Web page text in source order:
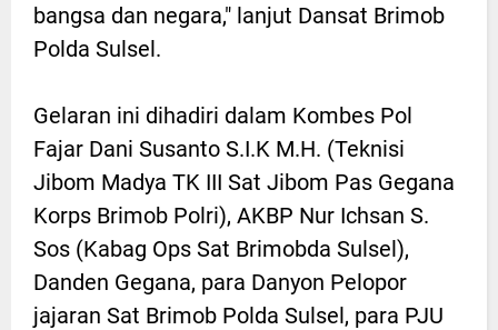
bangsa dan negara," lanjut Dansat Brimob
Polda Sulsel.
Gelaran ini dihadiri dalam Kombes Pol
Fajar Dani Susanto S.I.K M.H. (Teknisi
Jibom Madya TK III Sat Jibom Pas Gegana
Korps Brimob Polri), AKBP Nur Ichsan S.
Sos (Kabag Ops Sat Brimobda Sulsel),
Danden Gegana, para Danyon Pelopor
jajaran Sat Brimob Polda Sulsel, para PJU